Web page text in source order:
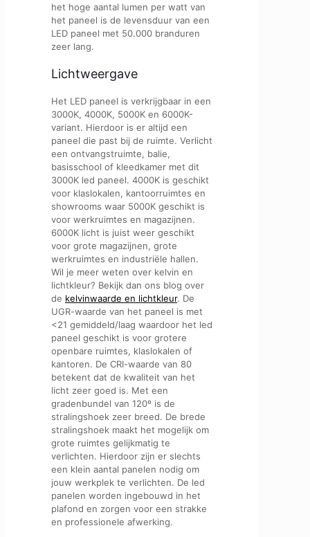
het hoge aantal lumen per watt van
het paneel is de levensduur van een
LED paneel met 50.000 branduren
zeer lang.
Lichtweergave
Het LED paneel is verkrijgbaar in een
3000K, 4000K, 5000K en 6000K-
variant. Hierdoor is er altijd een
paneel die past bij de ruimte. Verlicht
een ontvangstruimte, balie,
basisschool of kleedkamer met dit
3000K led paneel. 4000K is geschikt
voor klaslokalen, kantoorruimtes en
showrooms waar 5000K geschikt is
voor werkruimtes en magazijnen.
6000K licht is juist weer geschikt
voor grote magazijnen, grote
werkruimtes en industriële hallen.
Wil je meer weten over kelvin en
lichtkleur? Bekijk dan ons blog over
de kelvinwaarde en lichtkleur. De
UGR-waarde van het paneel is met
<21 gemiddeld/laag waardoor het led
paneel geschikt is voor grotere
openbare ruimtes, klaslokalen of
kantoren. De CRI-waarde van 80
betekent dat de kwaliteit van het
licht zeer goed is. Met een
gradenbundel van 120º is de
stralingshoek zeer breed. De brede
stralingshoek maakt het mogelijk om
grote ruimtes gelijkmatig te
verlichten. Hierdoor zijn er slechts
een klein aantal panelen nodig om
jouw werkplek te verlichten. De led
panelen worden ingebouwd in het
plafond en zorgen voor een strakke
en professionele afwerking.